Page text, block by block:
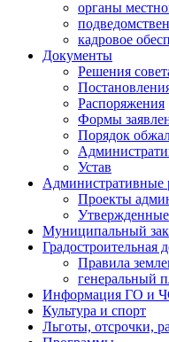
органы
кадровое
Документы
Решения
Распоряжения
Формы
Порядок
Устав
Административные
Проекты
Муниципальный
Градостроительная
Правила
генеральный
Информация ГО и
Культура и спорт
Льготы, отсрочки,